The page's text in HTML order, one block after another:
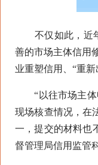
不仅如此，近年
善的市场主体信用
业重塑信用、“重新
“以往市场主体
现场核查情况，在
一，提交的材料也
督管理局信用监管